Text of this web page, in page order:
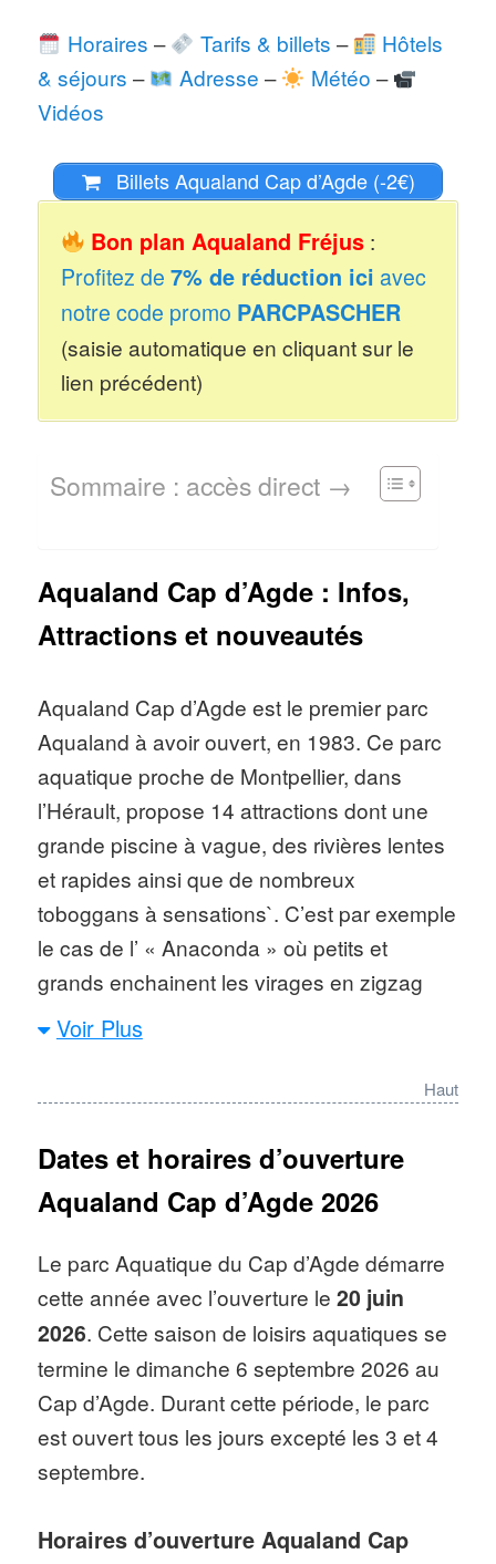
Horaires – Tarifs & billets –
Hôtels
& séjours – Adresse – Météo –
Vidéos
Billets Aqualand Cap d’Agde (-2€)
Bon plan Aqualand Fréjus:
Profitez de7% de réduction ici avec
notre code promo PARCPASCHER
(saisie automatique en cliquant sur le
lien précédent)
Sommaire : accès direct →
Aqualand Cap d’Agde : Infos,
Attractions et nouveautés
Aqualand Cap d’Agde est le premier parc
Aqualand à avoir ouvert, en 1983. Ce parc
aquatique proche de Montpellier, dans
l’Hérault, propose 14 attractions dont une
grande piscine à vague, des rivières lentes
et rapides ainsi que de nombreux
toboggans à sensations`. C’est par exemple
le cas de l’ « Anaconda » où petits et
grands enchainent les virages en zigzag
tout au long de la descente sans oubler des
d’adrénaline comme le « Boomerang », le
« Colorado » à dévaler à 3 sur une même
bouée. Quand à « The Wave » et son
impressionnante remontée quasi verticale, il
attend les plus téméraires !
Nombre d’attractions: Aqualand
Cap d’Agde propose 14 activités
nautiques, dont une piscine à vague
« Surf Beach », une piscine à bulle,
la rivière rapide « Rapids » et la
les plus petits, le parc nautique offre
Voir Plus
Haut
Dates et horaires d’ouverture
Aqualand Cap d’Agde 2026
Le parc Aquatique du Cap d’Agde démarre
cette année avec l’ouverture le20 juin
2026. Cette saison de loisirs aquatiques se
termine le dimanche 6 septembre 2026 au
Cap d’Agde. Durant cette période, le parc
est ouvert tous les jours excepté les 3 et 4
septembre.
Horaires d’ouverture Aqualand Cap